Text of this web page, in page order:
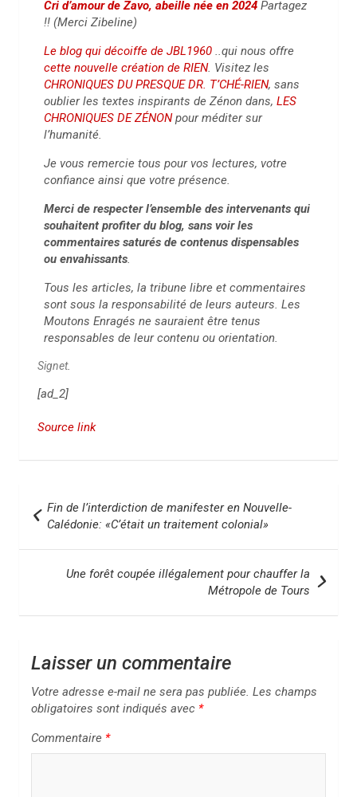
Cri d’amour de Zavo, abeille née en 2024 Partagez
!! (Merci Zibeline)
Le blog qui décoiffe de JBL1960 ..qui nous offre
cette nouvelle création de RIEN. Visitez les
CHRONIQUES DU PRESQUE DR. T’CHÉ-RIEN, sans
oublier les textes inspirants de Zénon dans, LES
CHRONIQUES DE ZÉNONpour méditer sur
l’humanité.
Je vous remercie tous pour vos lectures, votre
confiance ainsi que votre présence.
Merci de respecter l’ensemble des intervenants qui
souhaitent profiter du blog, sans voir les
commentaires saturés de contenus dispensables
ou envahissants.
Tous les articles, la tribune libre et commentaires
sont sous la responsabilité de leurs auteurs. Les
Moutons Enragés ne sauraient être tenus
responsables de leur contenu ou orientation.
Signet.
[ad_2]
Source link
v
a
Fin de l’interdiction de manifester en Nouvelle-
Calédonie: «C’était un traitement colonial»
Une forêt coupée illégalement pour chauffer la
Métropole de Tours
Laisser un commentaire
Votre adresse e-mail ne sera pas publiée. Les champs
obligatoires sont indiqués avec *
Commentaire *